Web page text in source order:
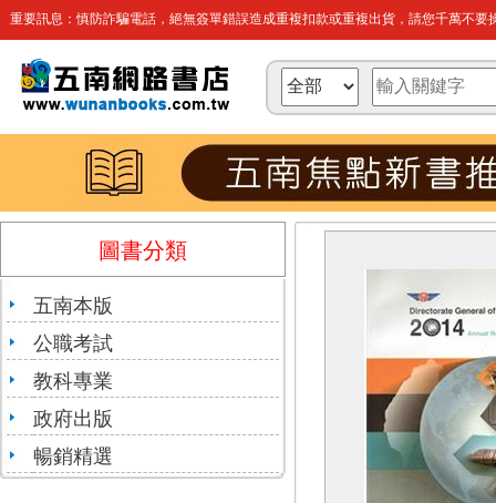
重要訊息：慎防詐騙電話，絕無簽單錯誤造成重複扣款或重複出貨，請您千萬不要
圖書分類
五南本版
公職考試
教科專業
政府出版
暢銷精選